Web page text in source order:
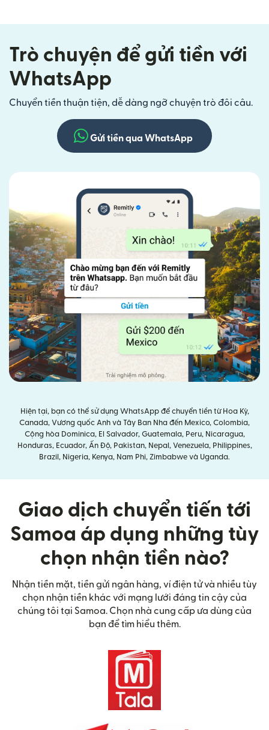
Trò chuyện để gửi tiền với
WhatsApp
Chuyển tiền thuận tiện, dễ dàng ngỡ chuyện trò đôi câu.
Gửi tiền qua WhatsApp
Hiện tại, bạn có thể sử dụng WhatsApp để chuyển tiền từ Hoa Kỳ,
Canada, Vương quốc Anh và Tây Ban Nha đến Mexico, Colombia,
Cộng hòa Dominica, El Salvador, Guatemala, Peru, Nicaragua,
Honduras, Ecuador, Ấn Độ, Pakistan, Nepal, Venezuela, Philippines,
Brazil, Nigeria, Kenya, Nam Phi, Zimbabwe và Uganda.
Giao dịch chuyển tiến tới
Samoa áp dụng những tùy
chọn nhận tiền nào?
Nhận tiền mặt, tiền gửi ngân hàng, ví điện tử và nhiều tùy
chọn nhận tiền khác với mạng lưới đáng tin cậy của
chúng tôi tại Samoa. Chọn nhà cung cấp ưa dùng của
bạn để tìm hiểu thêm.